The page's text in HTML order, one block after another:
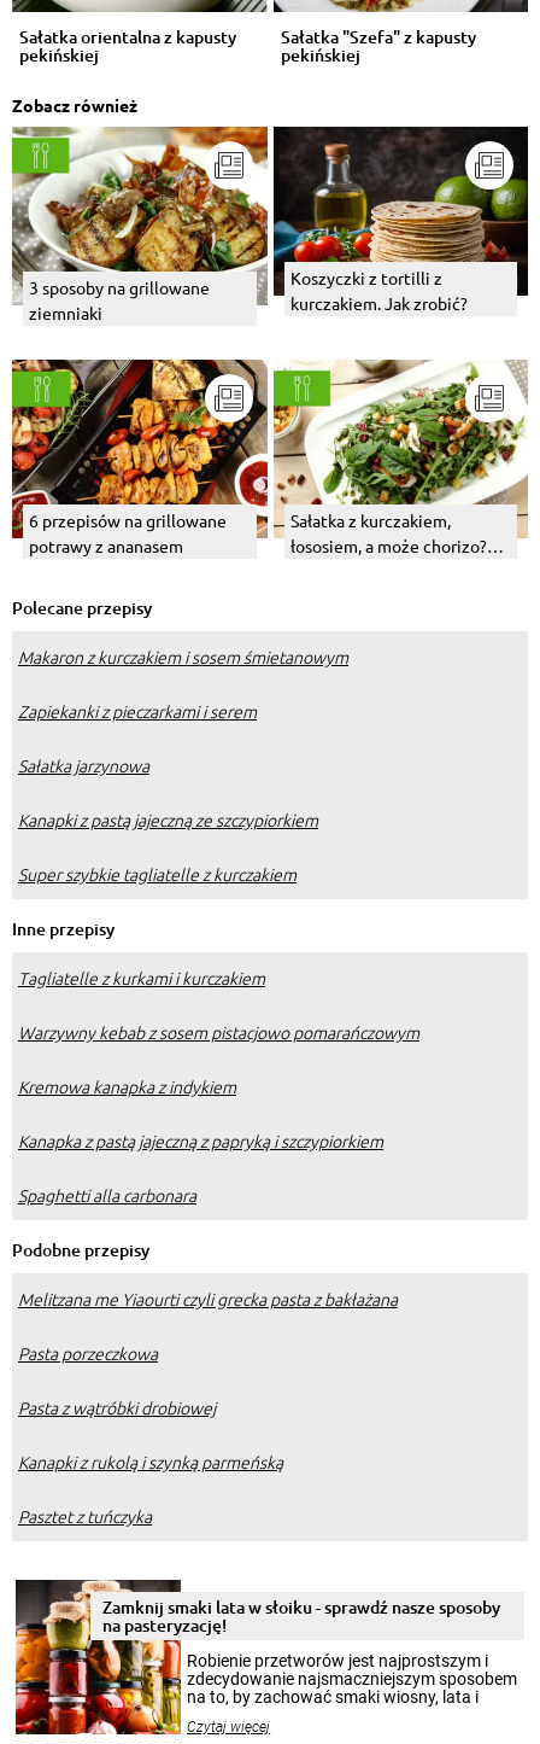
Sałatka orientalna z kapusty
pekińskiej
Sałatka "Szefa" z kapusty
pekińskiej
Zobacz również
3 sposoby na grillowane
ziemniaki
Koszyczki z tortilli z
kurczakiem. Jak zrobić?
6 przepisów na grillowane
potrawy z ananasem
Sałatka z kurczakiem,
łososiem, a może chorizo?
Polecane przepisy
Makaron z kurczakiem i sosem śmietanowym
Zapiekanki z pieczarkami i serem
Sałatka jarzynowa
Kanapki z pastą jajeczną ze szczypiorkiem
Super szybkie tagliatelle z kurczakiem
Inne przepisy
Tagliatelle z kurkami i kurczakiem
Warzywny kebab z sosem pistacjowo pomarańczowym
Kremowa kanapka z indykiem
Kanapka z pastą jajeczną z papryką i szczypiorkiem
Spaghetti alla carbonara
Podobne przepisy
Melitzana me Yiaourti czyli grecka pasta z bakłażana
Pasta porzeczkowa
Pasta z wątróbki drobiowej
Kanapki z rukolą i szynką parmeńską
Pasztet z tuńczyka
Zamknij smaki lata w słoiku - sprawdź nasze sposoby
na pasteryzację!
Robienie przetworów jest najprostszym i
zdecydowanie najsmaczniejszym sposobem
na to, by zachować smaki wiosny, lata i
krajobrazów, by cieszyć nimi oko w sezonie
Czytaj więcej